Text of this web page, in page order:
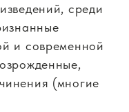
среди
и современной
(многие